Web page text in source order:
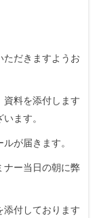
だきますようお
資料を添付します
ます。
が届きます。
ナー当日の朝に弊
添付しております